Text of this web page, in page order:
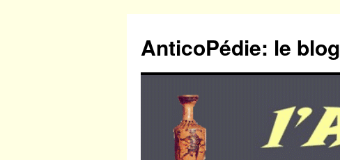
contenu
AnticoPédie: le blog